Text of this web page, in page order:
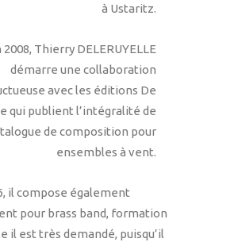
à Ustaritz.
2008, Thierry DELERUYELLE
démarre une collaboration
avec les éditions De
qui publient l’intégralité de
de composition pour
ensembles à vent.
il compose également
pour brass band, formation
il est très demandé, puisqu’il